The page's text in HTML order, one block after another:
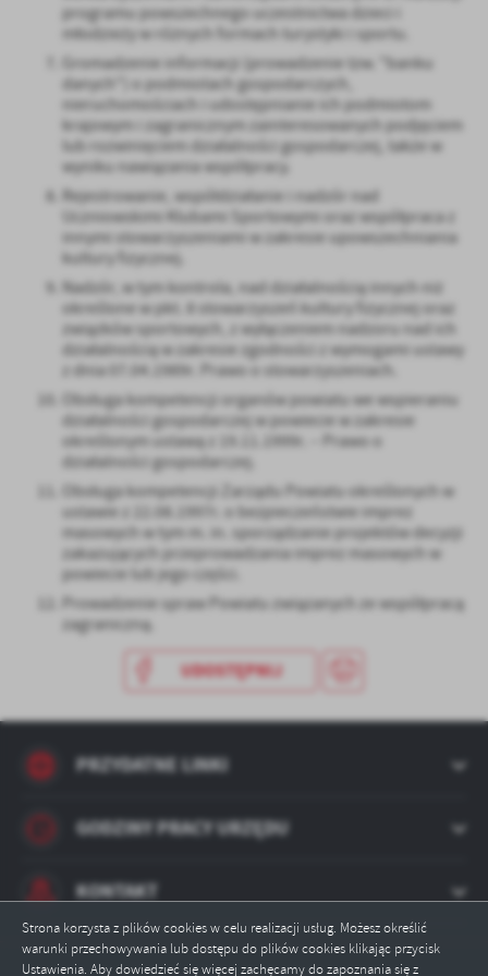
Strona korzysta z plików cookies w celu realizacji usług. Możesz określić
warunki przechowywania lub dostępu do plików cookies klikając przycisk
Ustawienia. Aby dowiedzieć się więcej zachęcamy do zapoznania się z
treści w postaci wiadomości, ofert, komunikatów mediów
społecznościowych.
programu powszechnego uczestnictwa dzieci i
młodzieży w różnych formach turystyki i sportu.
Gromadzenie informacji (prowadzenie tzw. "banku
danych") o podmiotach gospodarczych,
nieruchomościach i udostępnianie ich podmiotom
krajowym i zagranicznym zainteresowanych podjęciem
lub rozwinięciem działalności gospodarczej, także w
wyniku nawiązania współpracy.
Rejestrowanie, współdziałanie i nadzór nad
Uczniowskimi Klubami Sportowymi oraz współpraca z
innymi stowarzyszeniami w zakresie upowszechniania
kultury fizycznej.
Nadzór, w tym kontrola, nad działalnością innych niż
określone w pkt. 8 stowarzyszeń kultury fizycznej oraz
związków sportowych, z wyłączeniem nadzoru nad ich
działalnością w zakresie zgodności z wymogami ustawy
z dnia 07.04.1989r. Prawo o stowarzyszeniach.
Obsługa kompetencji organów powiatu we wspieraniu
działalności gospodarczej w powiecie w zakresie
określonym ustawą z 19.11.1999r. – Prawo o
działalności gospodarczej.
Obsługa kompetencji Zarządu Powiatu określonych w
ustawie z 22.08.1997r. o bezpieczeństwie imprez
masowych w tym m. in. sporządzanie projektów decyzji
zakazujących przeprowadzania imprez masowych w
powiecie lub jego części.
Prowadzenie spraw Powiatu związanych ze współpracą
zagraniczną.
UDOSTĘPNIJ
PRZYDATNE LINKI
GODZINY PRACY URZĘDU
KONTAKT